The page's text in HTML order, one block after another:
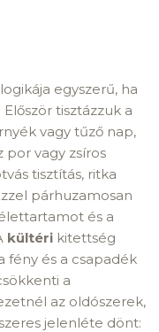
egyszerű, ha
tisztázzuk a
vagy tűző nap,
por vagy zsíros
tisztítás, ritka
párhuzamosan
és a
kültéri kitettség
fény és a csapadék
a
az oldószerek,
jelenléte dönt: